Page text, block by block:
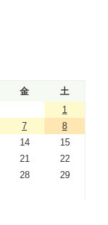
金
土
1
7
8
14
15
21
22
28
29